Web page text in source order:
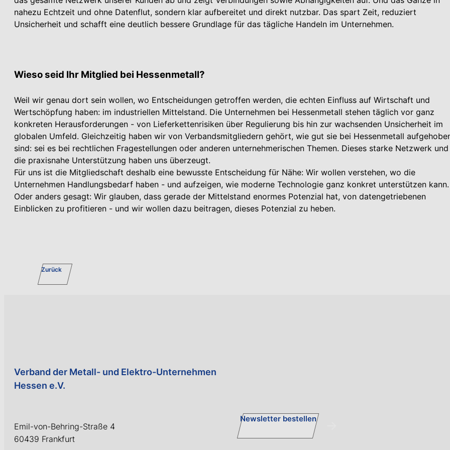
nahezu Echtzeit und ohne Datenflut, sondern klar aufbereitet und direkt nutzbar. Das spart Zeit, reduziert
Unsicherheit und schafft eine deutlich bessere Grundlage für das tägliche Handeln im Unternehmen.
Wieso seid Ihr Mitglied bei Hessenmetall?
Weil wir genau dort sein wollen, wo Entscheidungen getroffen werden, die echten Einfluss auf Wirtschaft und
Wertschöpfung haben: im industriellen Mittelstand. Die Unternehmen bei Hessenmetall stehen täglich vor ganz
konkreten Herausforderungen - von Lieferkettenrisiken über Regulierung bis hin zur wachsenden Unsicherheit im
globalen Umfeld. Gleichzeitig haben wir von Verbandsmitgliedern gehört, wie gut sie bei Hessenmetall
sind: sei es bei rechtlichen Fragestellungen oder anderen unternehmerischen Themen. Dieses starke Netzwerk und
die praxisnahe Unterstützung haben uns überzeugt.
Für uns ist die Mitgliedschaft deshalb eine bewusste Entscheidung für Nähe: Wir wollen verstehen, wo die
Unternehmen Handlungsbedarf haben - und aufzeigen, wie moderne Technologie ganz konkret unterstützen kann.
Oder anders gesagt: Wir glauben, dass gerade der Mittelstand enormes Potenzial hat, von datengetriebenen
Einblicken zu profitieren - und wir wollen dazu beitragen, dieses Potenzial zu heben.
Zurück
Verband der Metall- und Elektro-Unternehmen
Hessen e.V.
Emil-von-Behring-Straße 4
60439 Frankfurt
Newsletter bestellen